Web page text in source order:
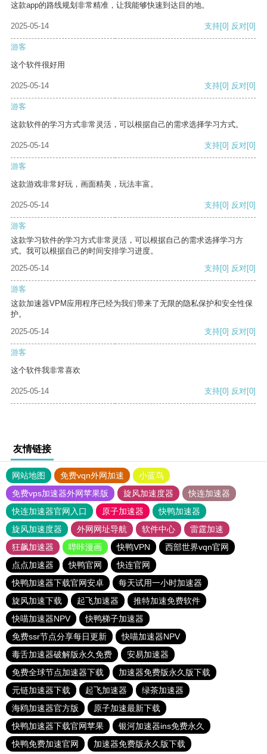
这款app的路线规划非常精准，让我能够快速到达目的地。
2025-05-14 支持[0] 反对[0]
游客
这个软件很好用
2025-05-14 支持[0] 反对[0]
游客
这款软件的学习方式非常灵活，可以根据自己的需求选择学习方式。
2025-05-14 支持[0] 反对[0]
游客
这款游戏非常好玩，画面精美，玩法丰富。
2025-05-14 支持[0] 反对[0]
游客
这款学习软件的学习方式非常灵活，可以根据自己的需求选择学习方
式。我可以根据自己的时间安排学习进度。
2025-05-14
支持[0] 反对[0]
游客
这款加速器VPM应用程序已经为我们带来了无限的隐私保护和安全性保
护。
2025-05-14
支持[0] 反对[0]
游客
这个软件我非常喜欢
2025-05-14 支持[0] 反对[0]
友情链接
网站地图 免费vqn外网加速
小蓝鸟
免费vps加速器外网苹果版
旋风加速度器
快连加速器
快连加速器官网入口
原子加速器
快鸭加速器
旋风加速度器
外网网址导航 软件中心
雷霆加速
狂飙加速器
哔咔漫画 快鸭VPN
西部世界vqn官网
点点加速器
快鸭官网
快连官网
快鸭加速器下载官网安卓
每天试用一小时加速器
旋风加速下载
起飞加速器
推特加速免费软件
快喵加速器NPV
快鸭梯子加速器
免费ssr节点分享每日更新
快喵加速器NPV
毒舌加速器破解版永久免费
安易加速器
免费全球节点加速器下载
加速器免费版永久版下载
元链加速器下载
起飞加速器
绿茶加速器
海鸥加速器官方版
原子加速最新下载
快鸭加速器下载官网苹果
银河加速器ins免费永久
快鸭免费加速官网
加速器免费版永久版下载